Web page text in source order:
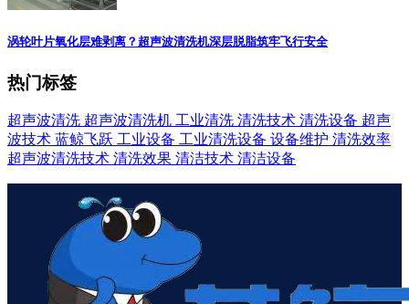
涡轮叶片氧化层难剥离？超声波清洗机深层脱脂筑牢飞行安全
热门标签
超声波清洗 超声波清洗机 工业清洗 清洗技术 清洗设备 超声
波技术 蓝鲸飞跃 工业设备 工业清洗设备 设备维护 清洗效率
超声波清洗技术 清洗效果 清洁技术 清洁设备